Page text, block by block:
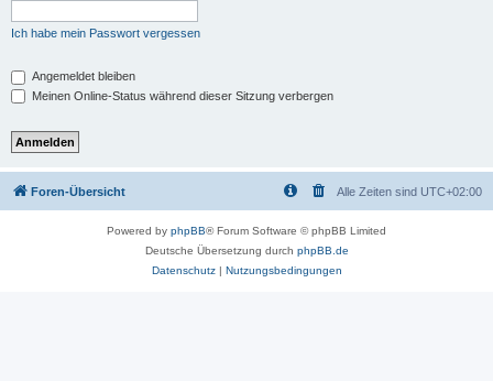
Ich habe mein Passwort vergessen
Angemeldet bleiben
Meinen Online-Status während dieser Sitzung verbergen
Foren-Übersicht Alle Zeiten sind UTC+02:00
Powered by phpBB® Forum Software © phpBB Limited
Deutsche Übersetzung durch phpBB.de
Datenschutz| Nutzungsbedingungen